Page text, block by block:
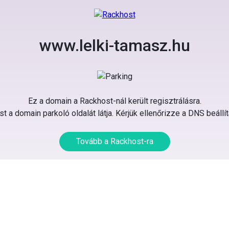
www.lelki-tamasz.hu
Ez a domain a Rackhost-nál került regisztrálásra.
a domain parkoló oldalát látja. Kérjük ellenőrizze a DNS
Tovább a Rackhost-ra